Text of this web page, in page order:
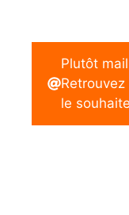
Plutôt
le